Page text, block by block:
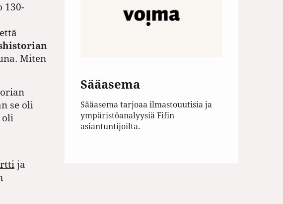
Sääasema
Sääasema tarjoaa ilmastouutisia ja
ympäristöanalyysiä Fifin
asiantuntijoilta.
130-
Miten
se oli
oli
ja